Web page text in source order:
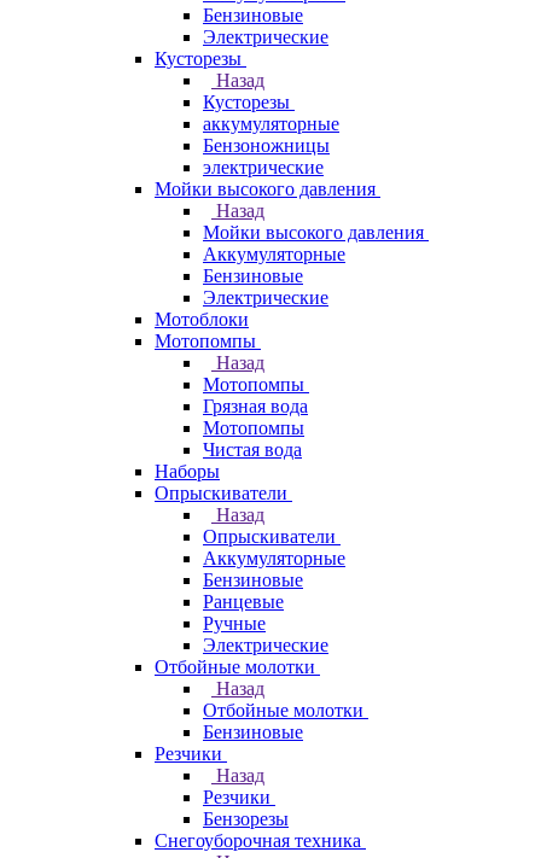
Бензиновые
Электрические
Кусторезы
Назад
Кусторезы
аккумуляторные
Бензоножницы
электрические
Мойки высокого давления
Назад
Мойки высокого давления
Аккумуляторные
Бензиновые
Электрические
Мотоблоки
Мотопомпы
Назад
Мотопомпы
Грязная вода
Мотопомпы
Чистая вода
Наборы
Опрыскиватели
Назад
Опрыскиватели
Аккумуляторные
Бензиновые
Ранцевые
Ручные
Электрические
Отбойные молотки
Назад
Отбойные молотки
Бензиновые
Резчики
Назад
Резчики
Бензорезы
Снегоуборочная техника